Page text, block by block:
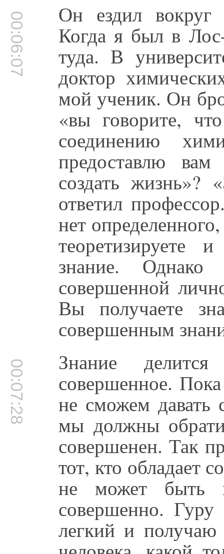
00:06:07 Он ездил вокруг
Когда я был в
туда. В
доктор
мой ученик. Он
«вы говорите,
соединению
предоставлю
создать жизнь»?
ответил
нет
теоретизируете
знание.
совершенной
Вы получаете
совершенным
00:07:28 Знание
совершенное.
не сможем давать
мы должны
совершенен. Так
тот, кто обладает
не может быть
совершенно.
легкий и получаю